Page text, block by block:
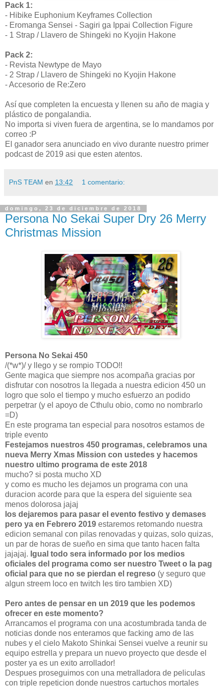
Pack 1:
- Hibike Euphonium Keyframes Collection
- Eromanga Sensei - Sagiri ga Ippai Collection Figure
- 1 Strap / Llavero de Shingeki no Kyojin Hakone
Pack 2:
- Revista Newtype de Mayo
- 2 Strap / Llavero de Shingeki no Kyojin Hakone
- Accesorio de Re:Zero
Así que completen la encuesta y llenen su año de magia y
plástico de pongalandia.
No importa si viven fuera de argentina, se lo mandamos por
correo :P
El ganador sera anunciado en vivo durante nuestro primer
podcast de 2019 asi que esten atentos.
PnS TEAM en 13:42 1 comentario:
domingo, 23 de diciembre de 2018
Persona No Sekai Super Dry 26 Merry
Christmas Mission
Persona No Sekai 450
/(*w*)/ y llego y se rompio TODO!!
Gente magica que siempre nos acompaña gracias por
disfrutar con nosotros la llegada a nuestra edicion 450 un
logro que solo el tiempo y mucho esfuerzo an podido
perpetrar (y el apoyo de Cthulu obio, como no nombrarlo
=D)
En este programa tan especial para nosotros estamos de
triple evento
Festejamos nuestros 450 programas, celebramos una
nueva Merry Xmas Mission con ustedes y hacemos
nuestro ultimo programa de este 2018
mucho? si posta mucho XD
y como es mucho les dejamos un programa con una
duracion acorde para que la espera del siguiente sea
menos dolorosa jajaj
los dejaremos para pasar el evento festivo y demases
pero ya en Febrero 2019 estaremos retomando nuestra
edicion semanal con pilas renovadas y quizas, solo quizas,
un par de horas de sueño en sima que tanto hacen falta
jajajaj. Igual todo sera informado por los medios
oficiales del programa como ser nuestro Tweet o la pag
oficial para que no se pierdan el regreso (y seguro que
algun streem loco en twitch les tiro tambien XD)
Pero antes de pensar en un 2019 que les podemos
ofrecer en este momento?
Arrancamos el programa con una acostumbrada tanda de
noticias donde nos enteramos que facking amo de las
nubes y el cielo Makoto Shinkai Sensei vuelve a reunir su
equipo estrella y prepara un nuevo proyecto que desde el
poster ya es un exito arrollador!
Despues proseguimos con una metralladora de peliculas
con triple repeticion donde nuestros cartuchos mortales